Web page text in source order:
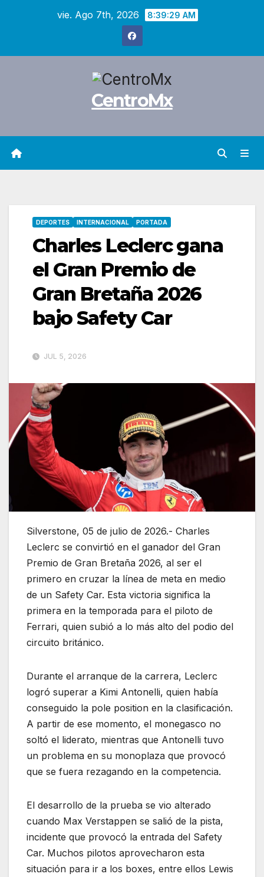
vie. Ago 7th, 2026 8:39:31 AM
CentroMx
DEPORTES INTERNACIONAL PORTADA
Charles Leclerc gana
el Gran Premio de
Gran Bretaña 2026
bajo Safety Car
JUL 5, 2026
Silverstone, 05 de julio de 2026.- Charles
Leclerc se convirtió en el ganador del Gran
Premio de Gran Bretaña 2026, al ser el
primero en cruzar la línea de meta en medio
de un Safety Car. Esta victoria significa la
primera en la temporada para el piloto de
Ferrari, quien subió a lo más alto del podio del
circuito británico.
Durante el arranque de la carrera, Leclerc
logró superar a Kimi Antonelli, quien había
conseguido la pole position en la clasificación.
A partir de ese momento, el monegasco no
soltó el liderato, mientras que Antonelli tuvo
un problema en su monoplaza que provocó
que se fuera rezagando en la competencia.
El desarrollo de la prueba se vio alterado
cuando Max Verstappen se salió de la pista,
incidente que provocó la entrada del Safety
Car. Muchos pilotos aprovecharon esta
situación para ir a los boxes, entre ellos Lewis